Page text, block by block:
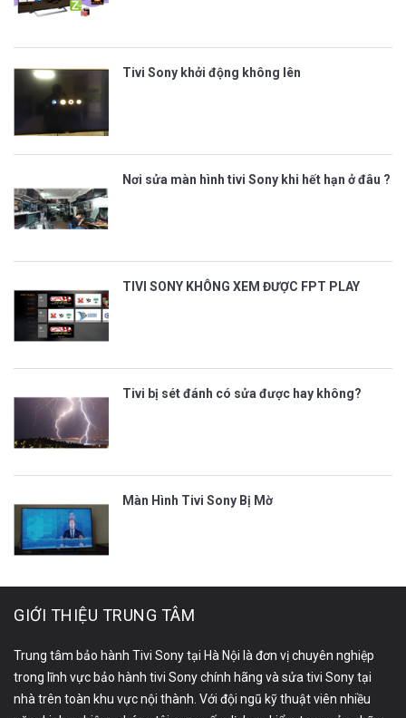
Tivi Sony khởi động không lên
Nơi sửa màn hình tivi Sony khi hết hạn ở đâu ?
TIVI SONY KHÔNG XEM ĐƯỢC FPT PLAY
Tivi bị sét đánh có sửa được hay không?
Màn Hình Tivi Sony Bị Mờ
GIỚI THIỆU TRUNG TÂM
Trung tâm bảo hành Tivi Sony tại Hà Nội là đơn vị chuyên nghiệp
trong lĩnh vực bảo hành tivi Sony chính hãng và sửa tivi Sony tại
nhà trên toàn khu vực nội thành. Với đội ngũ kỹ thuật viên nhiều